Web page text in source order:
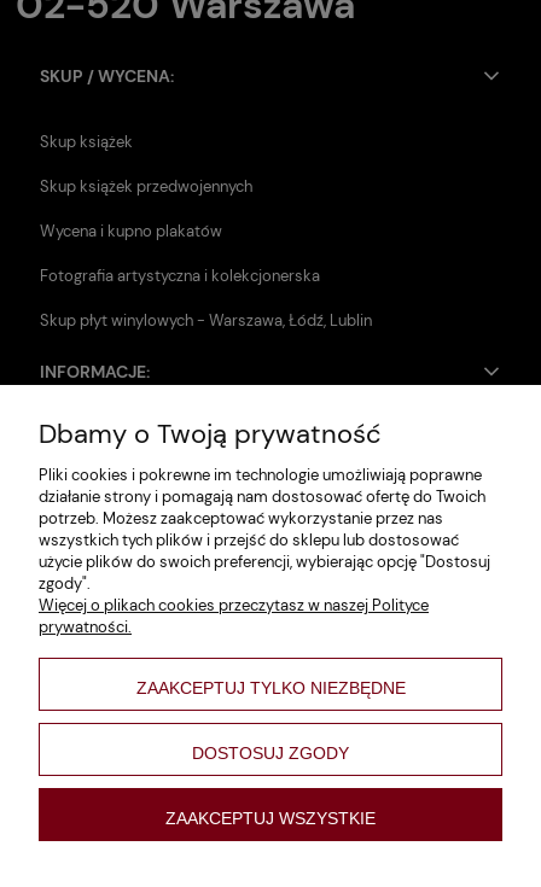
SKUP / WYCENA:
Skup książek
Skup książek przedwojennych
Wycena i kupno plakatów
Fotografia artystyczna i kolekcjonerska
Skup płyt winylowych - Warszawa, Łódź, Lublin
INFORMACJE:
Zwroty i reklamacje
Dane firmy
Jak szukać?
Polityka prywatności
Regulamin
Poltyka cookies
varsaviana
Nowości
Dbamy o Twoją prywatność
Pliki cookies i pokrewne im technologie umożliwiają poprawne
działanie strony i pomagają nam dostosować ofertę do Twoich
potrzeb. Możesz zaakceptować wykorzystanie przez nas
wszystkich tych plików i przejść do sklepu lub dostosować
użycie plików do swoich preferencji, wybierając opcję "Dostosuj
zgody".
Więcej o plikach cookies przeczytasz w naszej Polityce
prywatności.
ZAAKCEPTUJ TYLKO NIEZBĘDNE
DOSTOSUJ ZGODY
ZAAKCEPTUJ WSZYSTKIE